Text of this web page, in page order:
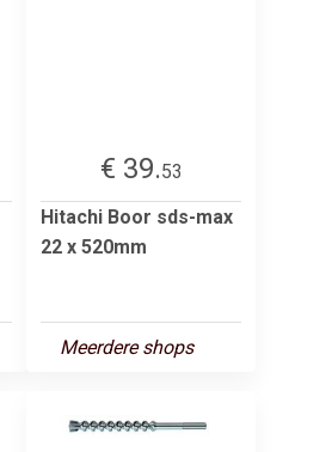
€ 39.53
Hitachi Boor sds-max
22 x 520mm
Meerdere shops